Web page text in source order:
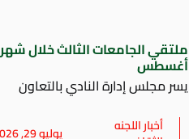
ملتقي الجامعات الثالث خلال شهر
أغسطس
يسر مجلس إدارة النادي بالتعاون
أخبار اللجنه يوليو 29, 2026